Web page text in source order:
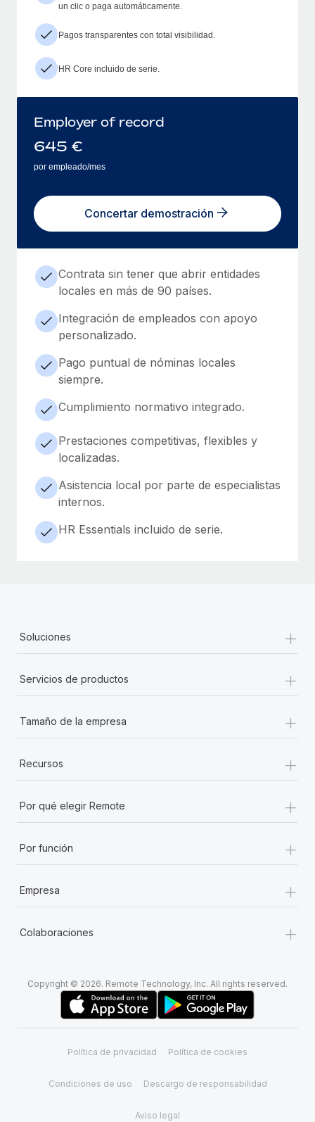
un clic o paga automáticamente.
Pagos transparentes con total visibilidad.
HR Core incluido de serie.
Employer of record
645 €
por empleado/mes
Concertar demostración
Contrata sin tener que abrir entidades
locales en más de 90 países.
Integración de empleados con apoyo
personalizado.
Pago puntual de nóminas locales
siempre.
Cumplimiento normativo integrado.
Prestaciones competitivas, flexibles y
localizadas.
Asistencia local por parte de especialistas
internos.
HR Essentials incluido de serie.
Soluciones +
Servicios de productos +
Tamaño de la empresa +
Recursos +
Por qué elegir Remote +
Por función +
Empresa +
Colaboraciones +
Copyright © 2026. Remote Technology, Inc. All rights reserved.
Política de privacidad Política de cookies
Condiciones de uso Descargo de responsabilidad
Aviso legal